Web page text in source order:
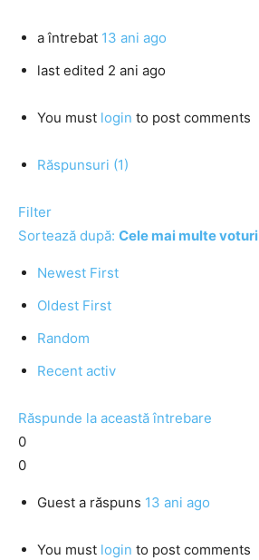
a întrebat 13 ani ago
last edited 2 ani ago
You must login to post comments
Răspunsuri (1)
Filter
Sortează după: Cele mai multe voturi
Newest First
Oldest First
Random
Recent activ
Răspunde la această întrebare
0
0
Guest a răspuns 13 ani ago
You must login to post comments